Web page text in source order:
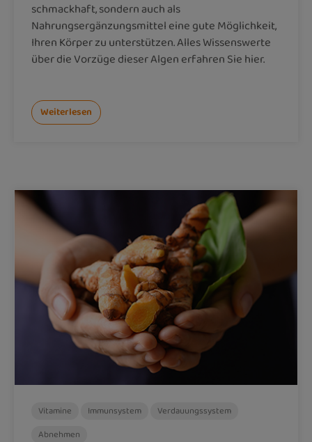
schmackhaft, sondern auch als
Nahrungsergänzungsmittel eine gute Möglichkeit,
Ihren Körper zu unterstützen. Alles Wissenswerte
über die Vorzüge dieser Algen erfahren Sie hier.
Weiterlesen
Vitamine Immunsystem
Verdauungssystem
Abnehmen